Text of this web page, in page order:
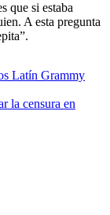
que si estaba
A esta pregunta
Latín Grammy
la censura en